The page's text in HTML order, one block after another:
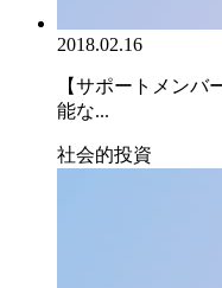
2018.02.16
【サポートメンバ
能な...
社会的投資